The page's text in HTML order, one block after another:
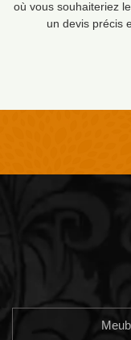
où vous souhaiteriez
un devis précis